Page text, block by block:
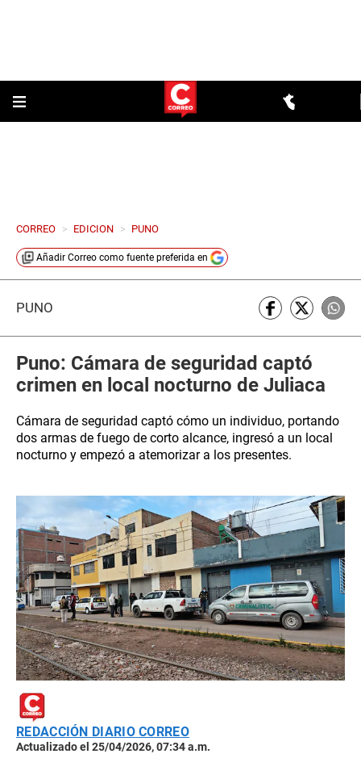
CORREO > EDICION > PUNO
Añadir Correo como fuente preferida en
PUNO
Puno: Cámara de seguridad captó
crimen en local nocturno de Juliaca
Cámara de seguridad captó cómo un individuo, portando
dos armas de fuego de corto alcance, ingresó a un local
nocturno y empezó a atemorizar a los presentes.
REDACCIÓN DIARIO CORREO
Actualizado el 25/04/2026, 07:34 a.m.